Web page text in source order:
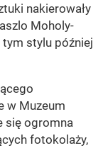
nakierowały
Moholy-
tym stylu później
w Muzeum
się ogromna
fotokolaży,